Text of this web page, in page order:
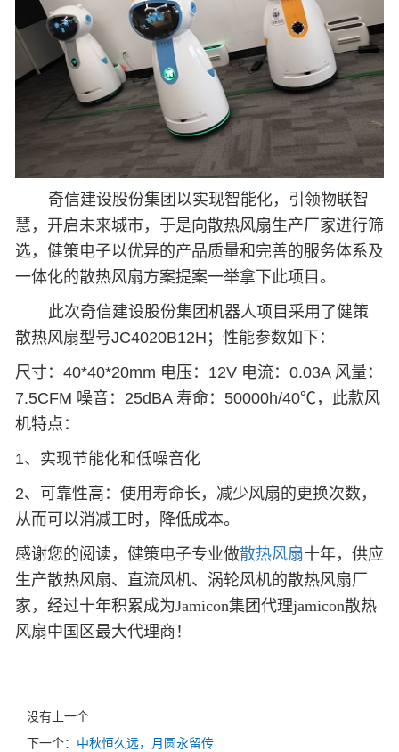
奇信建设股份集团以实现智能化，引领物联智
慧，开启未来城市，于是向散热风扇生产厂家进行筛
选，健策电子以优异的产品质量和完善的服务体系及
一体化的散热风扇方案提案一举拿下此项目。
此次奇信建设股份集团机器人项目采用了健策
散热风扇型号JC4020B12H ；性能参数如下：
尺寸： 40*40*20mm 电压： 12V 电流： 0.03A 风量：
7.5CFM 噪音： 25dBA 寿命： 50000h/40℃，此款风
机特点：
1、实现节能化和低噪音化
2、可靠性高：使用寿命长，减少风扇的更换次数，
从而可以消减工时，降低成本。
感谢您的阅读，健策电子专业做散热风扇十年，供应
生产散热风扇、直流风机、涡轮风机的散热风扇厂
家，经过十年积累成为Jamicon集团代理jamicon散热
风扇中国区最大代理商！
没有上一个
下一个： 中秋恒久远，月圆永留传